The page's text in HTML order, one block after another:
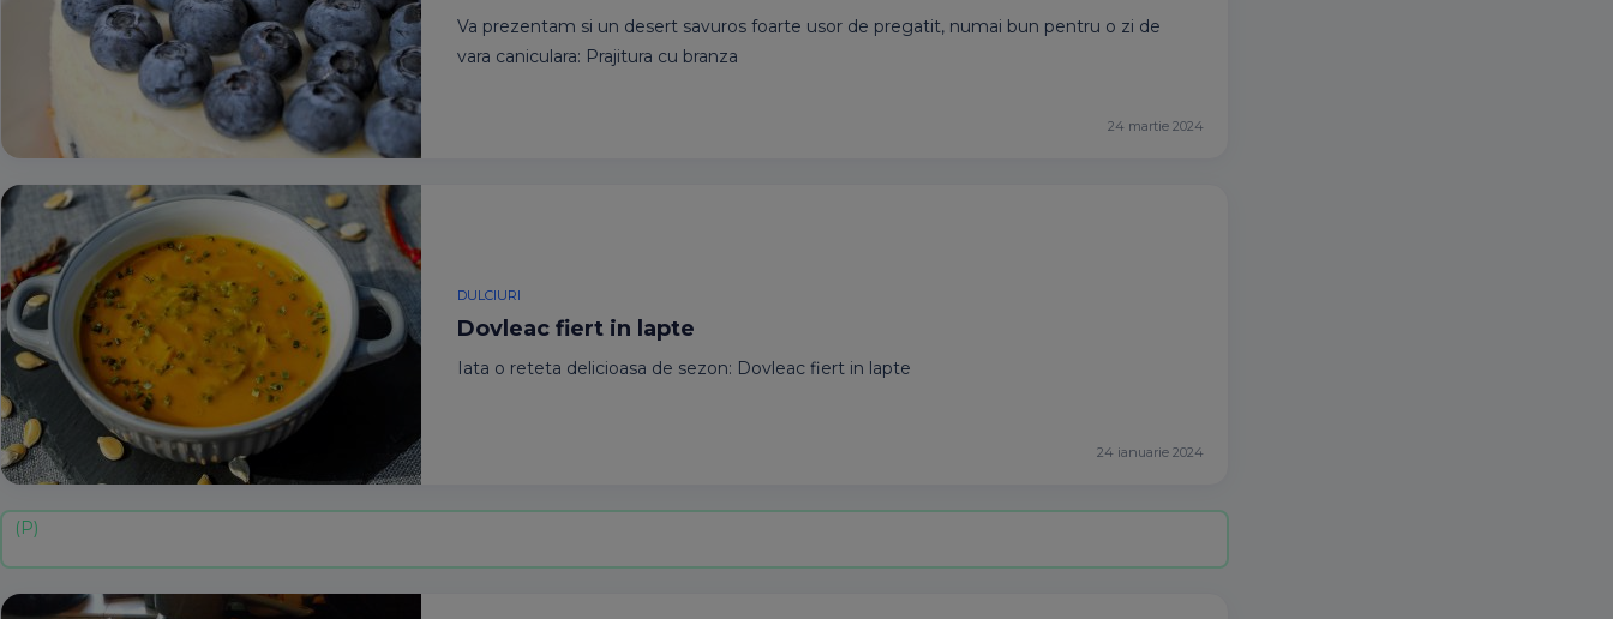
Va prezentam si un desert savuros foarte usor de pregatit, numai bun pentru o zi de
vara caniculara: Prajitura cu branza
24 martie 2024
DULCIURI
Dovleac fiert in lapte
Iata o reteta delicioasa de sezon: Dovleac fiert in lapte
24 ianuarie 2024